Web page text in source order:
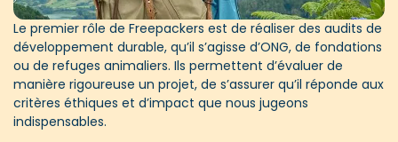
Le premier rôle de Freepackers est de réaliser des audits de
développement durable, qu’il s’agisse d’ONG, de fondations
ou de refuges animaliers. Ils permettent d’évaluer de
manière rigoureuse un projet, de s’assurer qu’il réponde aux
critères éthiques et d’impact que nous jugeons
indispensables.